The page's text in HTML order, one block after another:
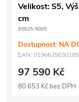
Velikost: S5,
cm
93625-5005
Dostupnost: NA
EAN: 0196625030185
97 590 Kč
80 653 Kč bez DPH